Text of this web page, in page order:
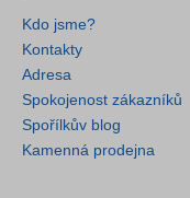
Kdo jsme?
Kontakty
Adresa
Spokojenost zákazníků
Spořílkův blog
Kamenná prodejna